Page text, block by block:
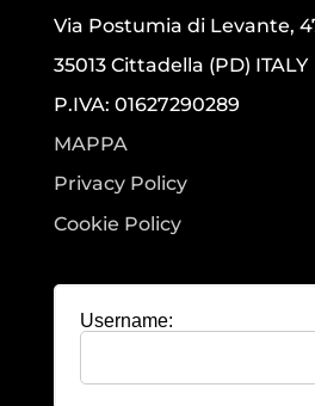
Via Postumia di Levante,
35013 Cittadella (PD) ITALY
P.IVA: 01627290289
MAPPA
Privacy Policy
Cookie Policy
Username: